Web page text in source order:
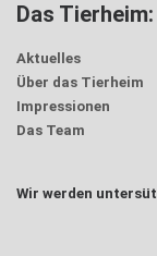
Das Tierheim:
Aktuelles
Über das Tierheim
Impressionen
Das Team
Wir werden